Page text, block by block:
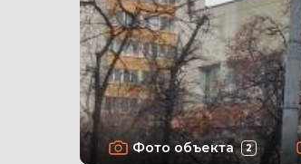
Фото объекта 2